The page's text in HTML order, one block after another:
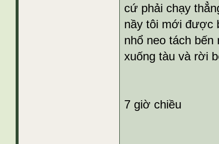
cứ phải chạy
nầy tôi mới được
nhổ neo tách bến
xuống tàu và rời
7 giờ chiều